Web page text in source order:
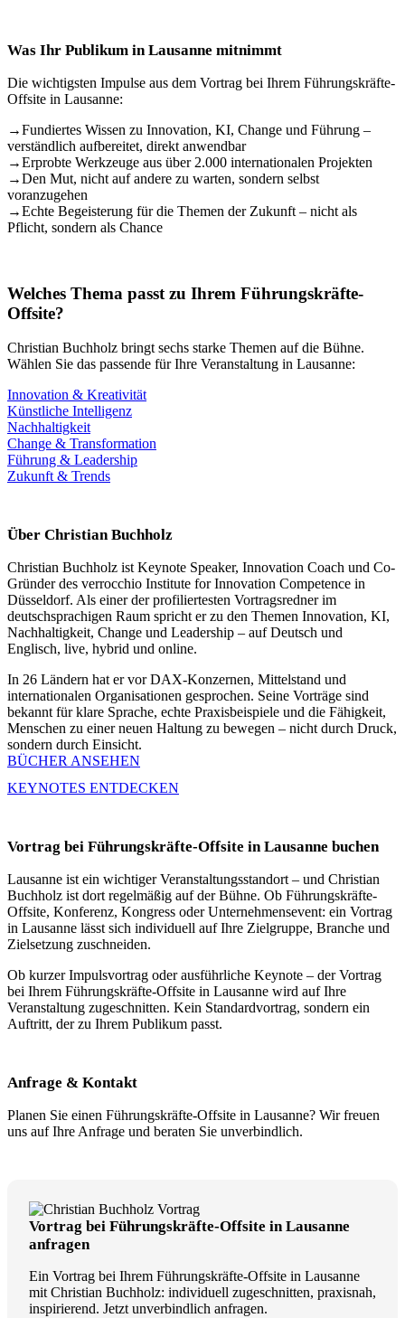
Was Ihr Publikum in Lausanne mitnimmt
Die wichtigsten Impulse aus dem Vortrag bei Ihrem Führungskräfte-
Offsite in Lausanne:
→Fundiertes Wissen zu Innovation, KI, Change und Führung –
verständlich aufbereitet, direkt anwendbar
→Erprobte Werkzeuge aus über 2.000 internationalen Projekten
→Den Mut, nicht auf andere zu warten, sondern selbst
voranzugehen
→Echte Begeisterung für die Themen der Zukunft – nicht als
Pflicht, sondern als Chance
Welches Thema passt zu Ihrem Führungskräfte-
Offsite?
Christian Buchholz bringt sechs starke Themen auf die Bühne.
Wählen Sie das passende für Ihre Veranstaltung in Lausanne:
Innovation & Kreativität
Künstliche Intelligenz
Nachhaltigkeit
Change & Transformation
Führung & Leadership
Zukunft & Trends
Über Christian Buchholz
Christian Buchholz ist Keynote Speaker, Innovation Coach und Co-
Gründer des verrocchio Institute for Innovation Competence in
Düsseldorf. Als einer der profiliertesten Vortragsredner im
deutschsprachigen Raum spricht er zu den Themen Innovation, KI,
Nachhaltigkeit, Change und Leadership – auf Deutsch und
Englisch, live, hybrid und online.
In 26 Ländern hat er vor DAX-Konzernen, Mittelstand und
internationalen Organisationen gesprochen. Seine Vorträge sind
bekannt für klare Sprache, echte Praxisbeispiele und die Fähigkeit,
Menschen zu einer neuen Haltung zu bewegen – nicht durch Druck,
sondern durch Einsicht.
BÜCHER ANSEHEN
KEYNOTES ENTDECKEN
Vortrag bei Führungskräfte-Offsite in Lausanne buchen
Lausanne ist ein wichtiger Veranstaltungsstandort – und Christian
Buchholz ist dort regelmäßig auf der Bühne. Ob Führungskräfte-
Offsite, Konferenz, Kongress oder Unternehmensevent: ein Vortrag
in Lausanne lässt sich individuell auf Ihre Zielgruppe, Branche und
Zielsetzung zuschneiden.
Ob kurzer Impulsvortrag oder ausführliche Keynote – der Vortrag
bei Ihrem Führungskräfte-Offsite in Lausanne wird auf Ihre
Veranstaltung zugeschnitten. Kein Standardvortrag, sondern ein
Auftritt, der zu Ihrem Publikum passt.
Anfrage & Kontakt
Planen Sie einen Führungskräfte-Offsite in Lausanne? Wir freuen
uns auf Ihre Anfrage und beraten Sie unverbindlich.
Vortrag bei Führungskräfte-Offsite in Lausanne
anfragen
Ein Vortrag bei Ihrem Führungskräfte-Offsite in Lausanne
mit Christian Buchholz: individuell zugeschnitten, praxisnah,
inspirierend. Jetzt unverbindlich anfragen.